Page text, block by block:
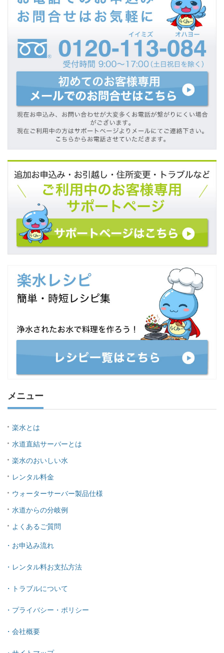
メニュー
楽水とは
水道直結サーバーとは
楽水のおいしい水
レンタル料金
ウォーターサーバー製品仕様
水道からの分岐例
よくあるご質問
・お申込み流れ
・レンタル料お支払方法
・トラブルについて
・プライバシー・ポリシー
・会社概要